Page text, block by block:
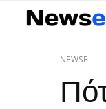
NEWSE